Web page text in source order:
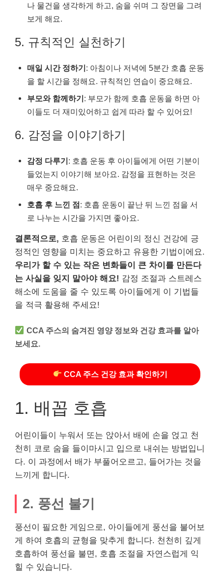
나 물건을 생각하게 하고, 숨을 쉬며 그 장면을 그려
보게 해요.
5. 규칙적인 실천하기
매일 시간 정하기: 아침이나 저녁에 5분간 호흡 운동
을 할 시간을 정해요. 규칙적인 연습이 중요해요.
부모와 함께하기: 부모가 함께 호흡 운동을 하면 아
이들도 더 재미있어하고 쉽게 따라 할 수 있어요!
6. 감정을 이야기하기
감정 다루기: 호흡 운동 후 아이들에게 어떤 기분이
들었는지 이야기해 보아요. 감정을 표현하는 것은
매우 중요해요.
호흡 후 느낀 점: 호흡 운동이 끝난 뒤 느낀 점을 서
로 나누는 시간을 가지면 좋아요.
결론적으로, 호흡 운동은 어린이의 정신 건강에 긍
정적인 영향을 미치는 중요하고 유용한 기법이에요.
우리가 할 수 있는 작은 변화들이 큰 차이를 만든다
는 사실을 잊지 말아야 해요! 감정 조절과 스트레스
해소에 도움을 줄 수 있도록 아이들에게 이 기법들
을 적극 활용해 주세요!
CCA 주스의 숨겨진 영양 정보와 건강 효과를 알아
보세요.
CCA 주스 건강 효과 확인하기
1. 배꼽 호흡
어린이들이 누워서 또는 앉아서 배에 손을 얹고 천
천히 코로 숨을 들이마시고 입으로 내쉬는 방법입니
다. 이 과정에서 배가 부풀어오르고, 들어가는 것을
느끼게 합니다.
2. 풍선 불기
풍선이 필요한 게임으로, 아이들에게 풍선을 불어보
게 하여 호흡의 균형을 맞추게 합니다. 천천히 깊게
호흡하여 풍선을 불면, 호흡 조절을 자연스럽게 익
힐 수 있습니다.